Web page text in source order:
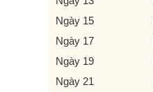
Ngày 15
Ngày 17
Ngày 19
Ngày 21